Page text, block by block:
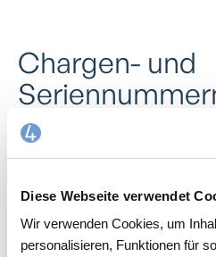
Diese Webseite verwendet
Wir verwenden Cookies, um
personalisieren, Funktionen für
Chargen- und
work4all hilft Ihnen auch bei
Verwaltung von Chargen-
Geräteverwaltungintegriert.